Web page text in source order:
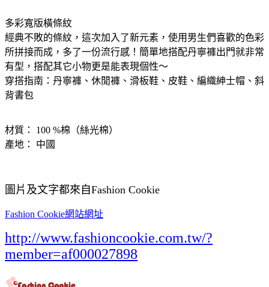
多彩寬版橫條紋
經典不敗的條紋，這次加入了新元素，使用男生們喜歡的色彩
所拼接而成，多了一份流行感！簡單地搭配丹寧褲出門就非常
有型，搭配其它小物更是能表現個性～
穿搭指南：丹寧褲、休閒褲、滑板鞋、皮鞋、編織紳士帽、斜
背書包
材質： 100 %棉（絲光棉）
產地： 中國
圖片及文字都來自Fashion Cookie
Fashion Cookie網站網址
http://www.fashioncookie.com.tw/?
member=af000027898